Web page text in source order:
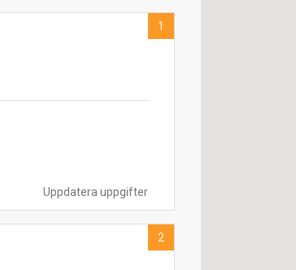
Uppdatera uppgifter
1
2